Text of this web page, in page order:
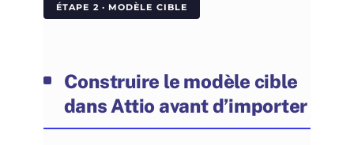
ÉTAPE 2 · MODÈLE CIBLE
Construire le modèle cible
dans Attio avant d’importer